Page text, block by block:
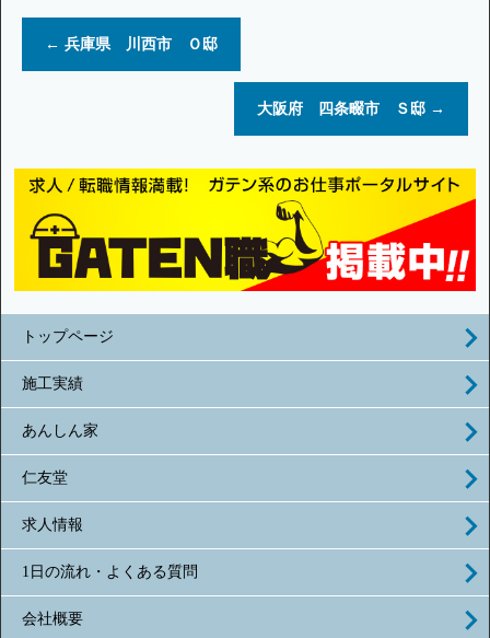
← 兵庫県 川西市 Ｏ邸
大阪府 四条畷市 Ｓ邸 →
トップページ
施工実績
あんしん家
仁友堂
求人情報
1日の流れ・よくある質問
会社概要